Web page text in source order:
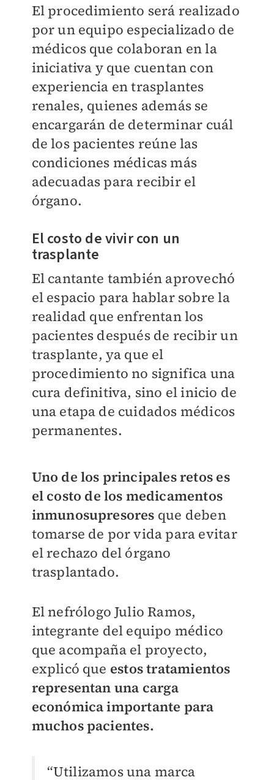
El procedimiento será realizado
por un equipo especializado de
médicos que colaboran en la
iniciativa y que cuentan con
experiencia en trasplantes
renales, quienes además se
encargarán de determinar cuál
de los pacientes reúne las
condiciones médicas más
adecuadas para recibir el
órgano.
El costo de vivir con un
trasplante
El cantante también aprovechó
el espacio para hablar sobre la
realidad que enfrentan los
pacientes después de recibir un
trasplante, ya que el
procedimiento no significa una
cura definitiva, sino el inicio de
una etapa de cuidados médicos
permanentes.
Uno de los principales retos es
el costo de los medicamentos
inmunosupresores que deben
tomarse de por vida para evitar
el rechazo del órgano
trasplantado.
El nefrólogo Julio Ramos,
integrante del equipo médico
que acompaña el proyecto,
explicó que estos tratamientos
representan una carga
económica importante para
muchos pacientes.
“Utilizamos una marca